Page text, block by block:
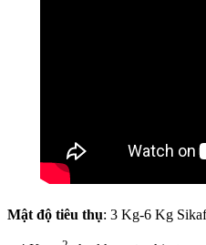
Mật độ tiêu thụ: 3 Kg-6 Kg